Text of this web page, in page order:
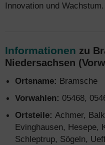
Innovation und Wachstum.
Informationen zu
Niedersachsen
Ortsname: Bramsche
Vorwahlen: 05468,
Ortsteile: Achmer,
Evinghausen, Hesepe,
Schleptrup, Sögeln,